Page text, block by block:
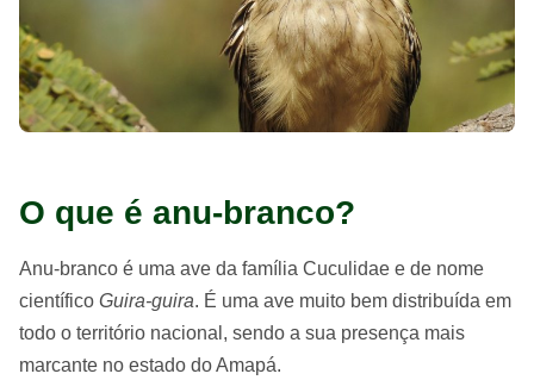
O que é anu-branco?
Anu-branco é uma ave da família Cuculidae e de nome
científico Guira-guira. É uma ave muito bem distribuída em
todo o território nacional, sendo a sua presença mais
marcante no estado do Amapá.